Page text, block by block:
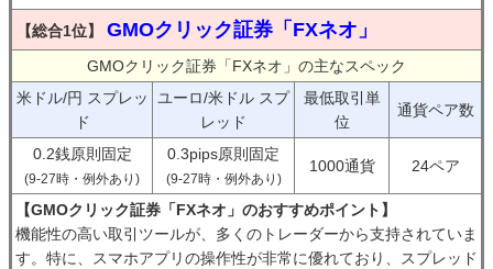
【総合1位】 GMOクリック証券「FXネオ」
GMOクリック証券「FXネオ」の主なスペック
米ドル/円 スプレッ
ド
ユーロ/米ドル スプ
レッド
最低取引単
位
通貨ペア数
0.2銭原則固定
(9-27時・例外あり)
0.3pips原則固定
(9-27時・例外あり)
1000通貨 24ペア
【GMOクリック証券「FXネオ」のおすすめポイント】
機能性の高い取引ツールが、多くのトレーダーから支持されていま
す。特に、スマホアプリの操作性が非常に優れており、スプレッド